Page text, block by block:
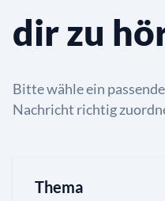
dir zu
Bitte wähle ein
Nachricht richtig
Thema